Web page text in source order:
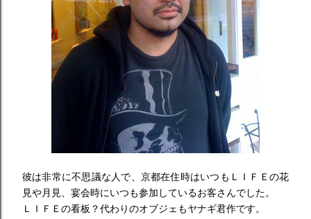
彼は非常に不思議な人で、京都在住時はいつもＬＩＦＥの花
見や月見、宴会時にいつも参加しているお客さんでした。
ＬＩＦＥの看板？代わりのオブジェもヤナギ君作です。